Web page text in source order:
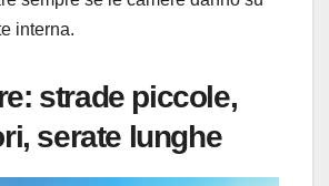
interna.
strade piccole,
serate lunghe